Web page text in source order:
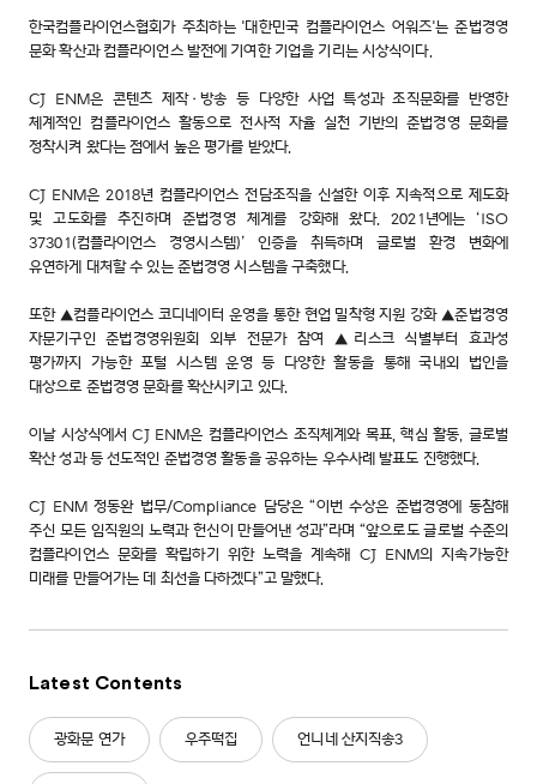
한국컴플라이언스협회가 주최하는 '대한민국 컴플라이언스 어워즈'는 준법경영
문화 확산과 컴플라이언스 발전에 기여한 기업을 기리는 시상식이다.
CJ ENM은 콘텐츠 제작·방송 등 다양한 사업 특성과 조직문화를 반영한
체계적인 컴플라이언스 활동으로 전사적 자율 실천 기반의 준법경영 문화를
정착시켜 왔다는 점에서 높은 평가를 받았다.
CJ ENM은 2018년 컴플라이언스 전담조직을 신설한 이후 지속적으로 제도화
및 고도화를 추진하며 준법경영 체계를 강화해 왔다. 2021년에는 ‘ISO
37301(컴플라이언스 경영시스템)’ 인증을 취득하며 글로벌 환경 변화에
유연하게 대처할 수 있는 준법경영 시스템을 구축했다.
또한 ▲컴플라이언스 코디네이터 운영을 통한 현업 밀착형 지원 강화 ▲준법경영
자문기구인 준법경영위원회 외부 전문가 참여 ▲리스크 식별부터 효과성
평가까지 가능한 포털 시스템 운영 등 다양한 활동을 통해 국내외 법인을
대상으로 준법경영 문화를 확산시키고 있다.
이날 시상식에서 CJ ENM은 컴플라이언스 조직체계와 목표, 핵심 활동, 글로벌
확산 성과 등 선도적인 준법경영 활동을 공유하는 우수사례 발표도 진행했다.
CJ ENM 정동완 법무/Compliance 담당은 “이번 수상은 준법경영에 동참해
주신 모든 임직원의 노력과 헌신이 만들어낸 성과”라며 “앞으로도 글로벌 수준의
컴플라이언스 문화를 확립하기 위한 노력을 계속해 CJ ENM의 지속가능한
미래를 만들어가는 데 최선을 다하겠다”고 말했다.
Latest Contents
광화문 연가 우주떡집 언니네 산지직송3